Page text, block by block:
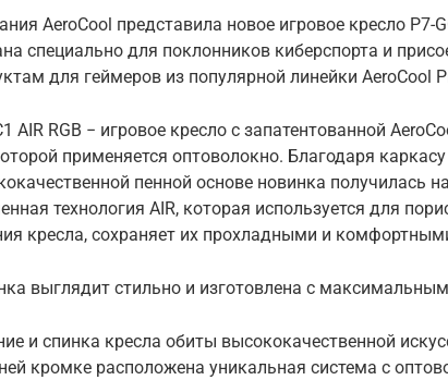
AeroCool представила новое игровое кресло P7-
специально для поклонников киберспорта и
для геймеров из популярной линейки AeroСool
AIR RGB − игровое кресло с запатентованной
применяется оптоволокно. Благодаря
пенной основе новинка получилась
технология AIR, которая используется для
кресла, сохраняет их прохладными и
выглядит стильно и изготовлена с
и спинка кресла обиты высококачественной
кромке расположена уникальная система с